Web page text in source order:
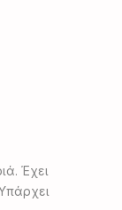
Έχει